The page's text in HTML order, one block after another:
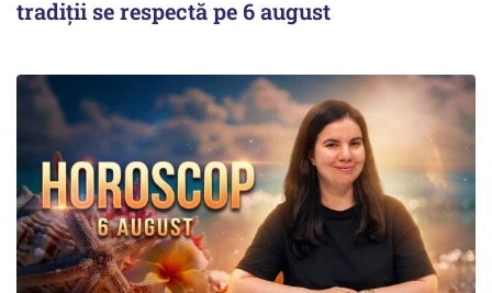
tradiții se respectă pe 6 august